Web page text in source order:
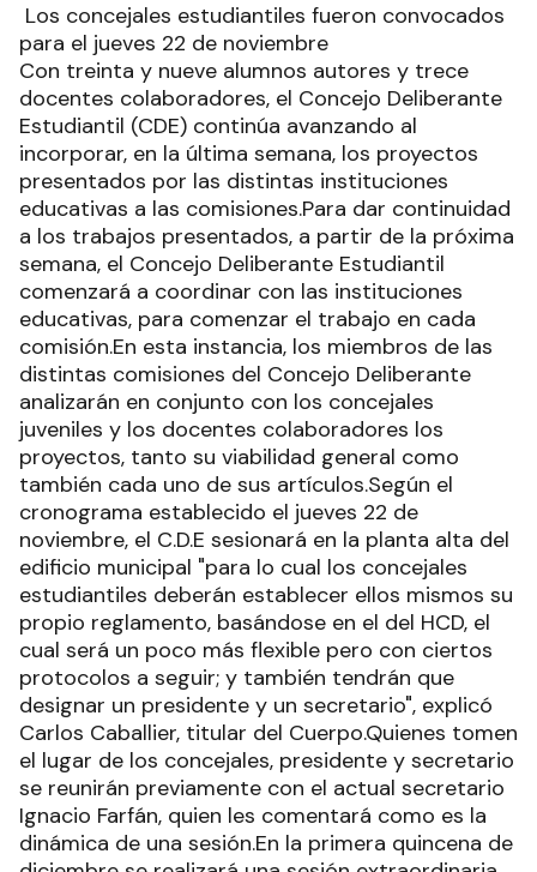
Los concejales estudiantiles fueron convocados
para el jueves 22 de noviembre
Con treinta y nueve alumnos autores y trece
docentes colaboradores, el Concejo Deliberante
Estudiantil (CDE) continúa avanzando al
incorporar, en la última semana, los proyectos
presentados por las distintas instituciones
educativas a las comisiones.Para dar continuidad
a los trabajos presentados, a partir de la próxima
semana, el Concejo Deliberante Estudiantil
comenzará a coordinar con las instituciones
educativas, para comenzar el trabajo en cada
comisión.En esta instancia, los miembros de las
distintas comisiones del Concejo Deliberante
analizarán en conjunto con los concejales
juveniles y los docentes colaboradores los
proyectos, tanto su viabilidad general como
también cada uno de sus artículos.Según el
cronograma establecido el jueves 22 de
noviembre, el C.D.E sesionará en la planta alta del
edificio municipal "para lo cual los concejales
estudiantiles deberán establecer ellos mismos su
propio reglamento, basándose en el del HCD, el
cual será un poco más flexible pero con ciertos
protocolos a seguir; y también tendrán que
designar un presidente y un secretario", explicó
Carlos Caballier, titular del Cuerpo.Quienes tomen
el lugar de los concejales, presidente y secretario
se reunirán previamente con el actual secretario
Ignacio Farfán, quien les comentará como es la
dinámica de una sesión.En la primera quincena de